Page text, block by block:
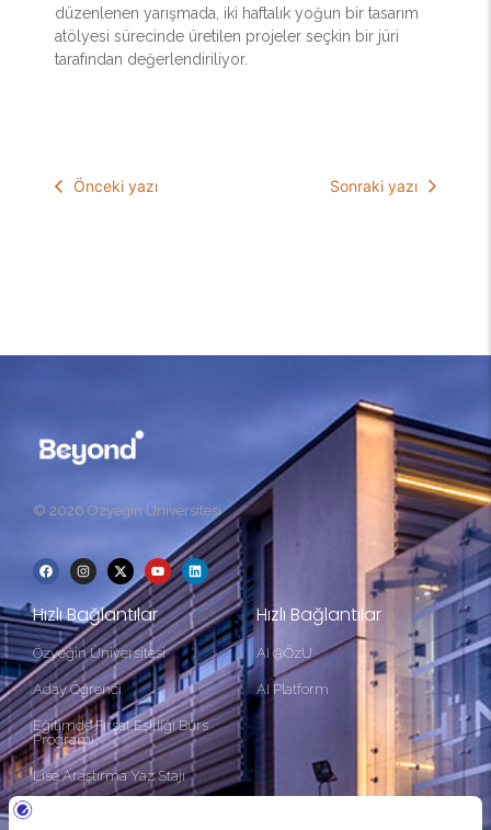
düzenlenen yarışmada, iki haftalık yoğun bir tasarım
atölyesi sürecinde üretilen projeler seçkin bir jüri
tarafından değerlendiriliyor.
Önceki yazı Sonraki yazı
© 2026 Özyeğin Üniversitesi
Hızlı Bağlantılar
Özyeğin Üniversitesi
Aday Öğrenci
Eğitimde Fırsat Eşitliği Burs
Programı
Lise Araştırma Yaz Stajı
Hızlı Bağlantılar
AI @ÖzU
AI Platform